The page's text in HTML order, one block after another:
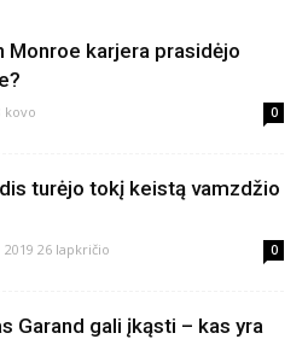
Monroe karjera prasidėjo
kovo 0
turėjo tokį keistą vamzdžio
2019 26 lapkričio 0
Garand gali įkąsti – kas yra